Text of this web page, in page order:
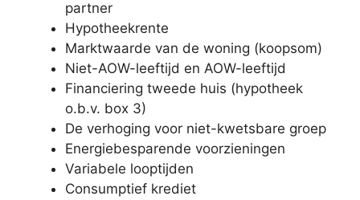
partner
Hypotheekrente
Marktwaarde van de woning (koopsom)
Niet-AOW-leeftijd en AOW-leeftijd
Financiering tweede huis (hypotheek
o.b.v. box 3)
De verhoging voor niet-kwetsbare groep
Energiebesparende voorzieningen
Variabele looptijden
Consumptief krediet